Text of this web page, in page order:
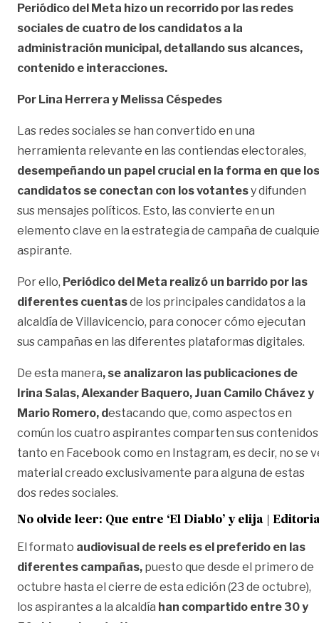
Periódico del Meta hizo un recorrido por las redes
sociales de cuatro de los candidatos a la
administración municipal, detallando sus alcances,
contenido e interacciones.
Por Lina Herrera y Melissa Céspedes
Las redes sociales se han convertido en una
herramienta relevante en las contiendas electorales,
desempeñando un papel crucial en la forma en que los
candidatos se conectan con los votantesy difunden
sus mensajes políticos. Esto, las convierte en un
elemento clave en la estrategia de campaña de
aspirante.
Por ello, Periódico del Meta realizó un barrido por las
diferentes cuentasde los principales candidatos a la
alcaldía de Villavicencio, para conocer cómo ejecutan
sus campañas en las diferentes plataformas digitales.
De esta manera, se analizaron las publicaciones de
Irina Salas, Alexander Baquero, Juan Camilo Chávez y
Mario Romero, destacando que, como aspectos en
común los cuatro aspirantes comparten sus contenidos
tanto en Facebook como en Instagram, es decir, no se
material creado exclusivamente para alguna de estas
dos redes sociales.
No olvide leer: Que entre ‘El Diablo’ y elija |
El formato audiovisual de reels es el preferido en las
diferentes campañas, puesto que desde el primero de
octubre hasta el cierre de esta edición (23 de octubre),
los aspirantes a la alcaldía han compartido entre 30 y